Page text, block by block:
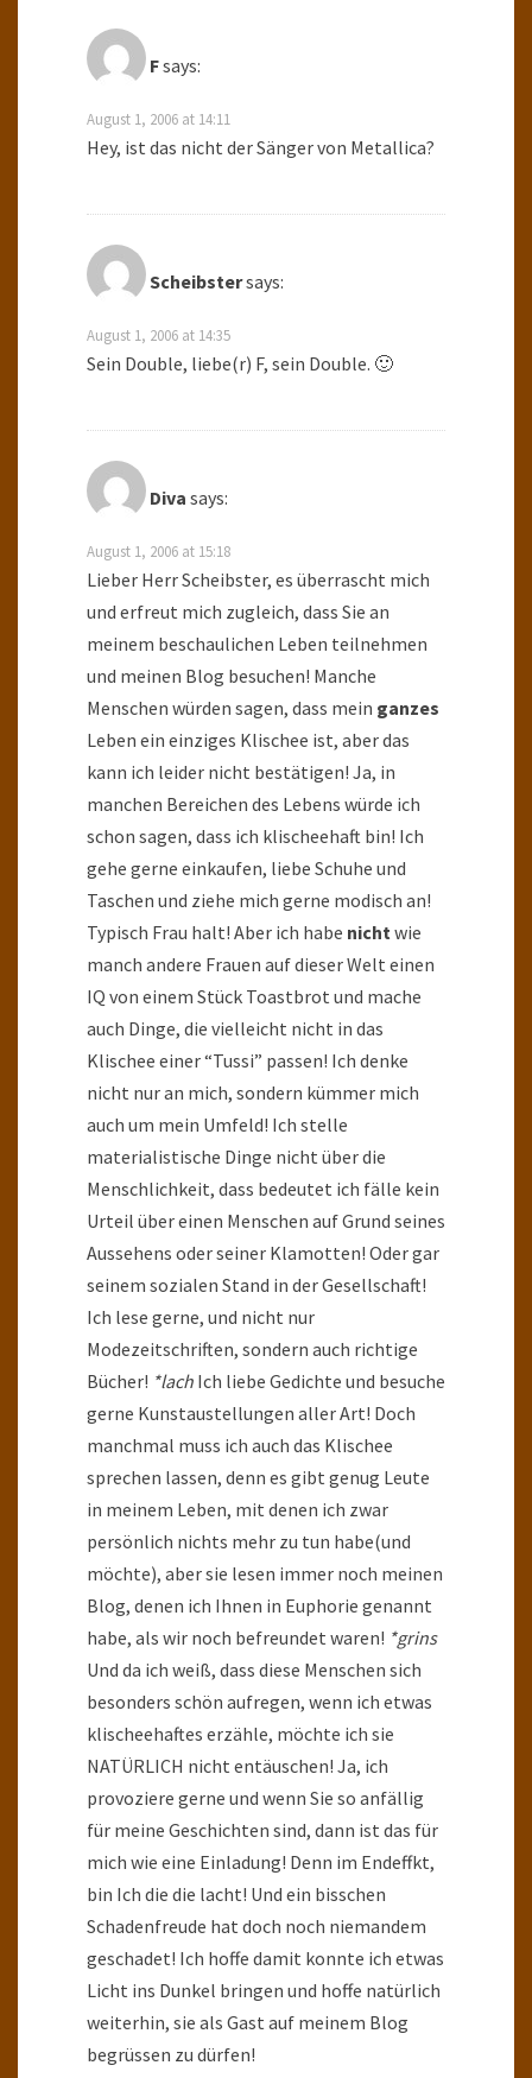
Fsays:
August 1, 2006 at 14:11
Hey, ist das nicht der Sänger von Metallica?
Scheibstersays:
August 1, 2006 at 14:35
Sein Double, liebe(r) F, sein Double. 🙂
Diva says:
August 1, 2006 at 15:18
Lieber Herr Scheibster, es überrascht mich
und erfreut mich zugleich, dass Sie an
meinem beschaulichen Leben teilnehmen
und meinen Blog besuchen! Manche
Menschen würden sagen, dass mein ganzes
Leben ein einziges Klischee ist, aber das
kann ich leider nicht bestätigen! Ja, in
manchen Bereichen des Lebens würde ich
schon sagen, dass ich klischeehaft bin! Ich
gehe gerne einkaufen, liebe Schuhe und
Taschen und ziehe mich gerne modisch an!
Typisch Frau halt! Aber ich habe nichtwie
manch andere Frauen auf dieser Welt einen
IQ von einem Stück Toastbrot und mache
auch Dinge, die vielleicht nicht in das
Klischee einer “Tussi” passen! Ich denke
nicht nur an mich, sondern kümmer mich
auch um mein Umfeld! Ich stelle
materialistische Dinge nicht über die
Menschlichkeit, dass bedeutet ich fälle kein
Urteil über einen Menschen auf Grund seines
Aussehens oder seiner Klamotten! Oder gar
seinem sozialen Stand in der Gesellschaft!
Ich lese gerne, und nicht nur
Modezeitschriften, sondern auch richtige
Bücher! *lach Ich liebe Gedichte und besuche
gerne Kunstaustellungen aller Art! Doch
manchmal muss ich auch das Klischee
sprechen lassen, denn es gibt genug Leute
in meinem Leben, mit denen ich zwar
persönlich nichts mehr zu tun habe(und
möchte), aber sie lesen immer noch meinen
Blog, denen ich Ihnen in Euphorie genannt
habe, als wir noch befreundet waren! *grins
Und da ich weiß, dass diese Menschen sich
besonders schön aufregen, wenn ich etwas
klischeehaftes erzähle, möchte ich sie
NATÜRLICH nicht entäuschen! Ja, ich
provoziere gerne und wenn Sie so anfällig
für meine Geschichten sind, dann ist das für
mich wie eine Einladung! Denn im Endeffkt,
bin Ich die die lacht! Und ein bisschen
Schadenfreude hat doch noch niemandem
geschadet! Ich hoffe damit konnte ich etwas
Licht ins Dunkel bringen und hoffe natürlich
weiterhin, sie als Gast auf meinem Blog
begrüssen zu dürfen!